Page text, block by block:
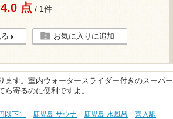
4.0 点 / 1件
お気に入りに追加
ます。室内ウォータースライダー付きのスーパー
寄るのに便利ですよ。
以下） 鹿児島 サウナ 鹿児島 水風呂
喜入駅